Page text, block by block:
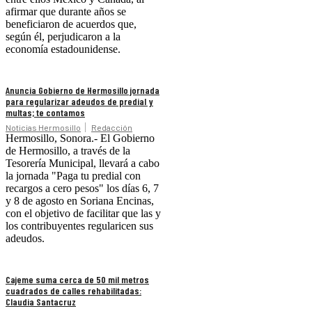
afirmar que durante años se
beneficiaron de acuerdos que,
según él, perjudicaron a la
economía estadounidense.
Anuncia Gobierno de Hermosillo jornada
para regularizar adeudos de predial y
multas; te contamos
Noticias Hermosillo Redacción
Hermosillo, Sonora.- El Gobierno
de Hermosillo, a través de la
Tesorería Municipal, llevará a cabo
la jornada "Paga tu predial con
recargos a cero pesos" los días 6, 7
y 8 de agosto en Soriana Encinas,
con el objetivo de facilitar que las y
los contribuyentes regularicen sus
adeudos.
Cajeme suma cerca de 50 mil metros
cuadrados de calles rehabilitadas:
Claudia Santacruz